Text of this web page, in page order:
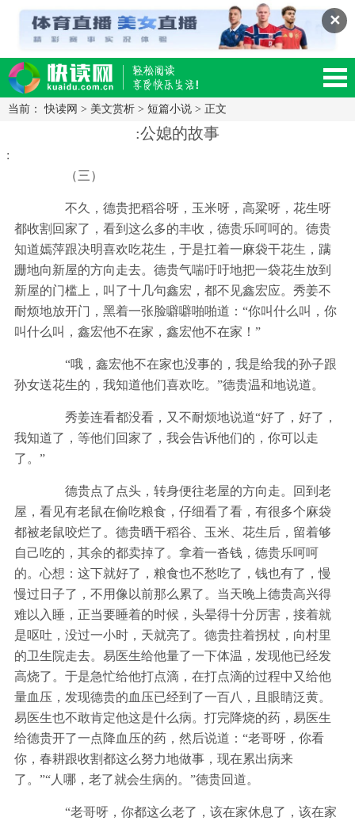
✕
读网-轻松阅读,快乐生活移动版
当前：快读网 > 美文赏析 > 短篇小说 > 正文
:公媳的故事
:
（三）
不久，德贵把稻谷呀，玉米呀，高粱呀，花生呀
都收割回家了，看到这么多的丰收，德贵乐呵呵的。德贵
知道嫣萍跟决明喜欢吃花生，于是扛着一麻袋干花生，蹒
跚地向新屋的方向走去。德贵气喘吁吁地把一袋花生放到
新屋的门槛上，叫了十几句鑫宏，都不见鑫宏应。秀姜不
耐烦地放开门，黑着一张脸噼噼啪啪道：“你叫什么叫，你
叫什么叫，鑫宏他不在家，鑫宏他不在家！”
“哦，鑫宏他不在家也没事的，我是给我的孙子跟
孙女送花生的，我知道他们喜欢吃。”德贵温和地说道。
秀姜连看都没看，又不耐烦地说道“好了，好了，
我知道了，等他们回家了，我会告诉他们的，你可以走
了。”
德贵点了点头，转身便往老屋的方向走。回到老
屋，看见有老鼠在偷吃粮食，仔细看了看，有很多个麻袋
都被老鼠咬烂了。德贵晒干稻谷、玉米、花生后，留着够
自己吃的，其余的都卖掉了。拿着一沓钱，德贵乐呵呵
的。心想：这下就好了，粮食也不愁吃了，钱也有了，慢
慢过日子了，不用像以前那么累了。当天晚上德贵高兴得
难以入睡，正当要睡着的时候，头晕得十分厉害，接着就
是呕吐，没过一小时，天就亮了。德贵拄着拐杖，向村里
的卫生院走去。易医生给他量了一下体温，发现他已经发
高烧了。于是急忙给他打点滴，在打点滴的过程中又给他
量血压，发现德贵的血压已经到了一百八，且眼睛泛黄。
易医生也不敢肯定他这是什么病。打完降烧的药，易医生
给德贵开了一点降血压的药，然后说道：“老哥呀，你看
你，春耕跟收割都这么努力地做事，现在累出病来
了。”“人哪，老了就会生病的。”德贵回道。
“老哥呀，你都这么老了，该在家休息了，该在家